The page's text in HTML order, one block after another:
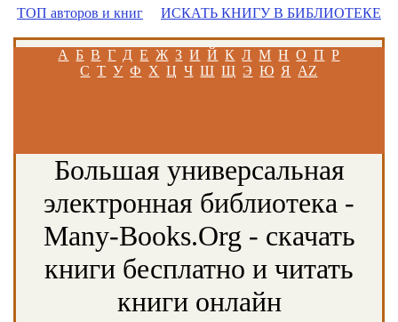
ТОП авторов и книг ИСКАТЬ КНИГУ В БИБЛИОТЕКЕ
А Б В Г Д Е Ж З И Й К Л М Н О П Р
С Т У Ф Х Ц Ч Ш Щ Э Ю Я AZ
Большая универсальная
электронная библиотека -
Many-Books.Org - скачать
книги бесплатно и читать
книги онлайн